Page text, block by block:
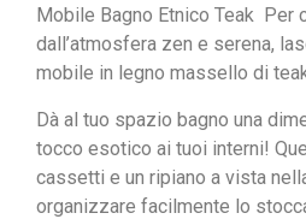
Mobile Bagno Etnico Teak Per
dall’atmosfera zen e serena,
mobile in legno massello di
Dà al tuo spazio bagno una
tocco esotico ai tuoi interni!
cassetti e un ripiano a vista
organizzare facilmente lo